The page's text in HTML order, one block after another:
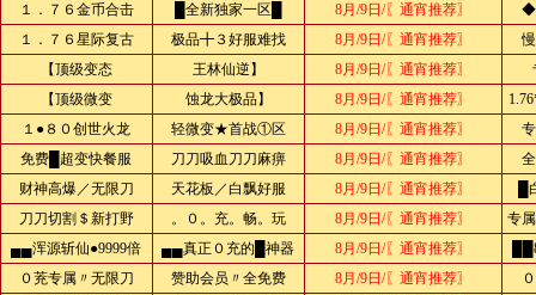
１．７６金币合击
█全新独家一区█ 8月/9日/〖通宵推荐〗
◆
１．７６星际复古
极品╋３好服难找 8月/9日/〖通宵推荐〗
【顶级变态
王林仙逆】 8月/9日/〖通宵推荐〗
【顶级微变
蚀龙大极品】 8月/9日/〖通宵推荐〗
１●８０创世火龙
轻微变★首战①区 8月/9日/〖通宵推荐〗
免费█超变快餐服
刀刀吸血刀刀麻痹 8月/9日/〖通宵推荐〗
财神高爆／无限刀
天花板／白飘好服 8月/9日/〖通宵推荐〗
刀刀切割＄新打野
。０。充。畅。玩 8月/9日/〖通宵推荐〗
专
▄▄浑源斩仙●9999倍
▄▄真正０充的█神器 8月/9日/〖通宵推荐〗
０茺专属〃无限刀
赞助会员〃全免费 8月/9日/〖通宵推荐〗